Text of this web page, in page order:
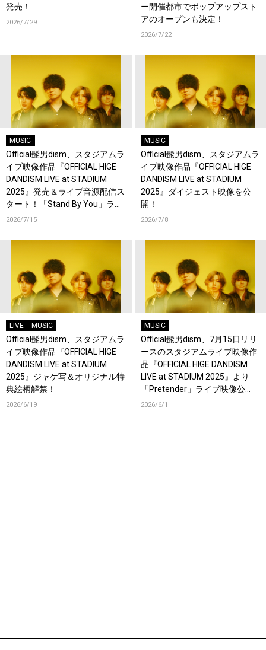
発売！
2026/7/29
ー開催都市でポップアップスト
アのオープンも決定！
2026/7/22
MUSIC
Official髭男dism、スタジアムラ
イブ映像作品『OFFICIAL HIGE
DANDISM LIVE at STADIUM
2025』発売＆ライブ音源配信ス
タート！「Stand By You」ライ
ブ映像を公開！
2026/7/15
MUSIC
Official髭男dism、スタジアムラ
イブ映像作品『OFFICIAL HIGE
DANDISM LIVE at STADIUM
2025』ダイジェスト映像を公
開！
2026/7/8
LIVE MUSIC
Official髭男dism、スタジアムラ
イブ映像作品『OFFICIAL HIGE
DANDISM LIVE at STADIUM
2025』ジャケ写＆オリジナル特
典絵柄解禁！
2026/6/19
MUSIC
Official髭男dism、7月15日リリ
ースのスタジアムライブ映像作
品『OFFICIAL HIGE DANDISM
LIVE at STADIUM 2025』より
「Pretender」ライブ映像公
開！
2026/6/1